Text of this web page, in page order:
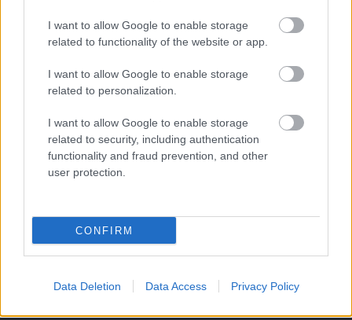
I want to allow Google to enable storage
related to functionality of the website or app.
I want to allow Google to enable storage
related to personalization.
I want to allow Google to enable storage
related to security, including authentication
functionality and fraud prevention, and other
user protection.
CONFIRM
Data Deletion Data Access Privacy Policy
Meccs Center
Manchester United